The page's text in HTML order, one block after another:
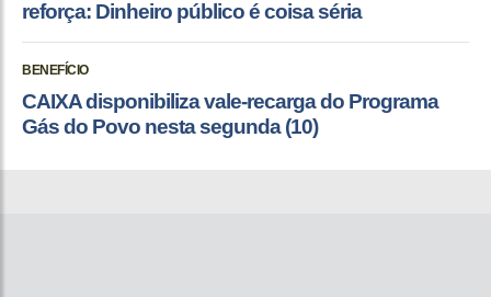
reforça: Dinheiro público é coisa séria
BENEFÍCIO
CAIXA disponibiliza vale-recarga do Programa
Gás do Povo nesta segunda (10)